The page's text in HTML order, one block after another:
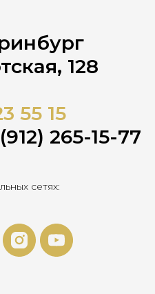
128
55 15
265-15-77
сетях: